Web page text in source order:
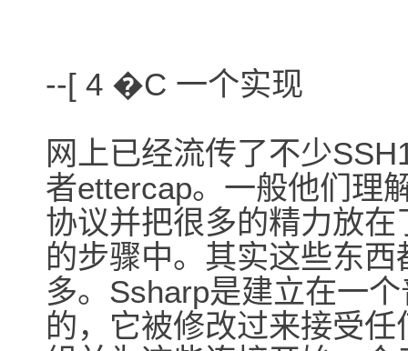
--[ 4 �C 一个实现
网上已经流传了不少
者ettercap。一般他们理
协议并把很多的精力放
的步骤中。其实这些东西
多。Ssharp是建立在一
的，它被修改过来接受任